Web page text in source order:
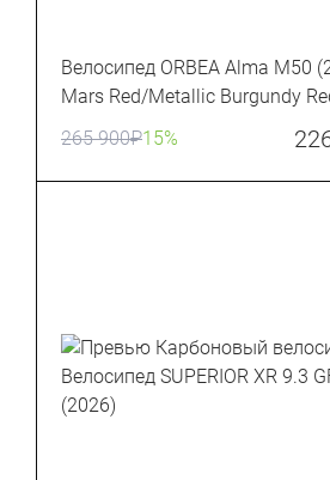
Велосипед ORBEA Alma M50
Mars Red/Metallic Burgundy
265 900₽15%